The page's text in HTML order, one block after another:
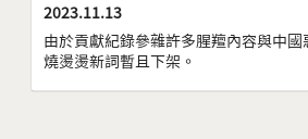
2023.11.13
由於貢獻紀錄參雜許多腥羶內容與中國
燒燙燙新詞暫且下架。